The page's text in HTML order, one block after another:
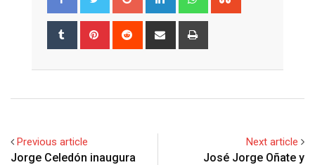
Tumblr Pinterest Reddit
Share
Previous article
Jorge Celedón inaugura
Next article
José Jorge Oñate y